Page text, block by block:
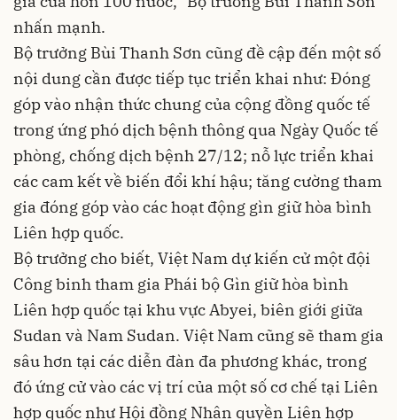
nhấn mạnh.
Bộ trưởng Bùi Thanh Sơn cũng đề cập đến một số
nội dung cần được tiếp tục triển khai như: Đóng
góp vào nhận thức chung của cộng đồng quốc tế
trong ứng phó dịch bệnh thông qua Ngày Quốc tế
phòng, chống dịch bệnh 27/12; nỗ lực triển khai
các cam kết về biến đổi khí hậu; tăng cường tham
gia đóng góp vào các hoạt động gìn giữ hòa bình
Liên hợp quốc.
Bộ trưởng cho biết, Việt Nam dự kiến cử một đội
Công binh tham gia Phái bộ Gìn giữ hòa bình
Liên hợp quốc tại khu vực Abyei, biên giới giữa
Sudan và Nam Sudan. Việt Nam cũng sẽ tham gia
sâu hơn tại các diễn đàn đa phương khác, trong
đó ứng cử vào các vị trí của một số cơ chế tại Liên
hợp quốc như Hội đồng Nhân quyền Liên hợp